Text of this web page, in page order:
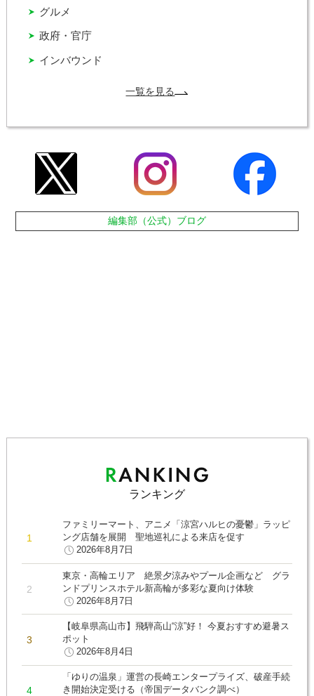
インバウンド
グルメ
政府・官庁
一覧を見る
編集部（公式）ブログ
ランキング
ファミリーマート、アニメ「涼宮ハルヒの憂鬱」ラッピ
ング店舗を展開 聖地巡礼による来店を促す
2026年8月7日
東京・高輪エリア 絶景夕涼みやプール企画など グラ
ンドプリンスホテル新高輪が多彩な夏向け体験
2026年8月7日
【岐阜県高山市】飛騨高山“涼”好！ 今夏おすすめ避暑ス
ポット
2026年8月4日
「ゆりの温泉」運営の長崎エンタープライズ、破産手続
き開始決定受ける（帝国データバンク調べ）